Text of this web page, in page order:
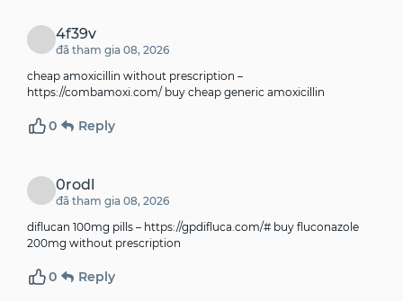
4f39v
đã tham gia 08, 2026
cheap amoxicillin without prescription –
https://combamoxi.com/ buy cheap generic amoxicillin
0 Reply
0rodl
đã tham gia 08, 2026
diflucan 100mg pills – https://gpdifluca.com/# buy fluconazole
200mg without prescription
0 Reply